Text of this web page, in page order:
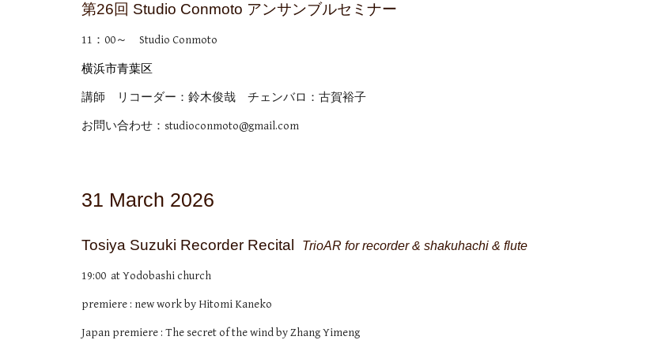
第26回 Studio Conmoto アンサンブルセミナー
11 ：00～ Studio Conmoto
横浜市青葉区
講師 リコーダー：鈴木俊哉 チェンバロ：古賀裕子
お問い合わせ：studioconmoto@gmail.com
31 March 2026
Tosiya Suzuki Recorder Recital TrioAR for recorder & shakuhachi & flute
19:00 at Yodobashi church
premiere : new work by Hitomi Kaneko
Japan premiere : The secret of the wind by Zhang Yimeng